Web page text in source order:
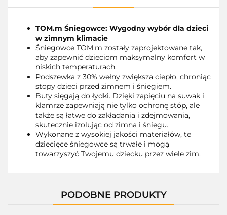
TOM.m Śniegowce: Wygodny wybór dla dzieci
w zimnym klimacie
Śniegowce TOM.m zostały zaprojektowane tak,
aby zapewnić dzieciom maksymalny komfort w
niskich temperaturach.
Podszewka z 30% wełny zwiększa ciepło, chroniąc
stopy dzieci przed zimnem i śniegiem.
Buty sięgają do łydki. Dzięki zapięciu na suwak i
klamrze zapewniają nie tylko ochronę stóp, ale
także są łatwe do zakładania i zdejmowania,
skutecznie izolując od zimna i śniegu.
Wykonane z wysokiej jakości materiałów, te
dziecięce śniegowce są trwałe i mogą
towarzyszyć Twojemu dziecku przez wiele zim.
PODOBNE PRODUKTY